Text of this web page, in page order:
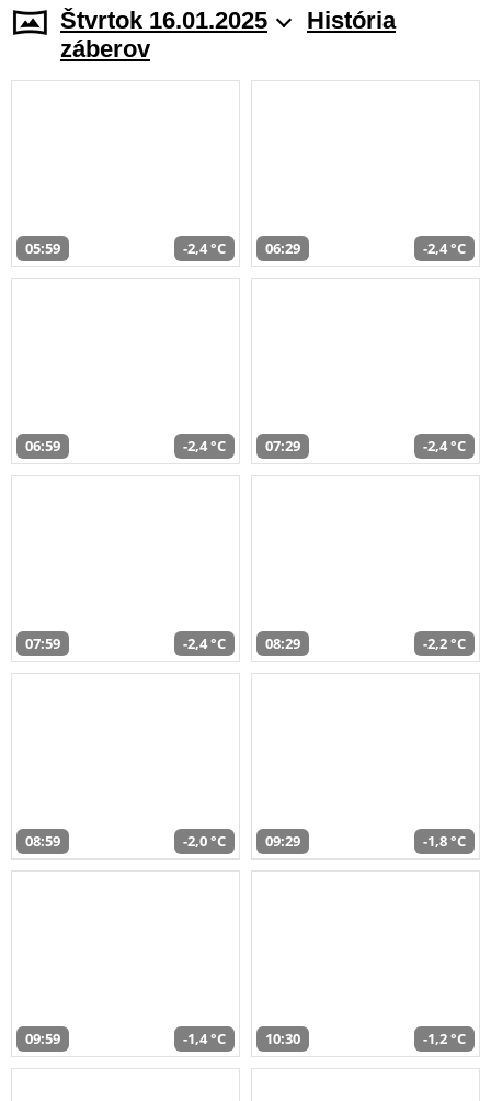
Štvrtok 16.01.2025
História
záberov
05:59 -2,4 °C 06:29 -2,4 °C
06:59 -2,4 °C 07:29 -2,4 °C
07:59 -2,4 °C 08:29 -2,2 °C
08:59 -2,0 °C 09:29 -1,8 °C
09:59 -1,4 °C 10:30 -1,2 °C